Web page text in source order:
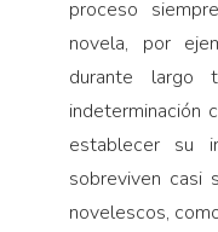
Relecturas
Sociedad
Turismo accidental
Vidas paralelas
Voces y lecturas
proceso
novela, por
durante
indeterminación
establecer su
sobreviven casi
novelescos,